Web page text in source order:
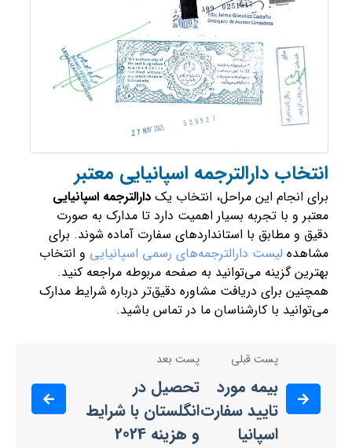
انتخاب دارالترجمه اسپانیایی معتبر
برای انجام این مراحل، انتخاب یک دارالترجمه اسپانیایی
معتبر و با تجربه بسیار اهمیت دارد تا مدارک به صورت
دقیق و مطابق با استانداردهای سفارت آماده شوند. برای
مشاهده لیست دارالترجمه‌های رسمی اسپانیایی و انتخاب
بهترین گزینه می‌توانید به صفحه مربوطه مراجعه کنید.
همچنین برای دریافت مشاوره دقیق‌تر درباره شرایط مدارک
می‌توانید با کارشناسان ما در تماس باشید.
پست قبلی
بیمه مورد
تایید سفارت
اسپانیا
پست بعد
تحصیل در
انگلستان با شرایط
و هزینه 2024